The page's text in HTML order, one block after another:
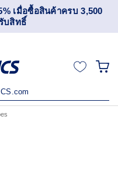
เมื่อซื้อสินค้าครบ 3,500
บสิทธิ์